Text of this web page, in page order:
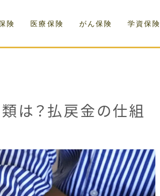
険 医療保険 がん保険 学資保険
は？払戻金の仕組